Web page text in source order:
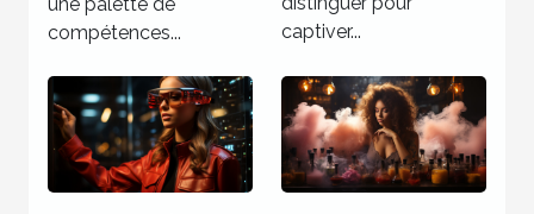
compétences...
captiver...